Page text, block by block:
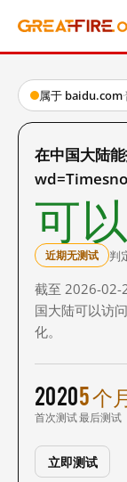
属于 baidu.com·
在中国大陆
可以
近期无测试 判
截至 2026-02-
国大陆可以访
化。
2020
首次测试
5 个
最后测试
立即测试